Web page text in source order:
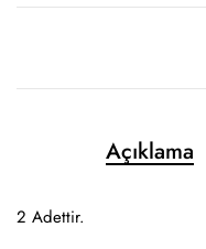
Açıklama
2 Adettir.